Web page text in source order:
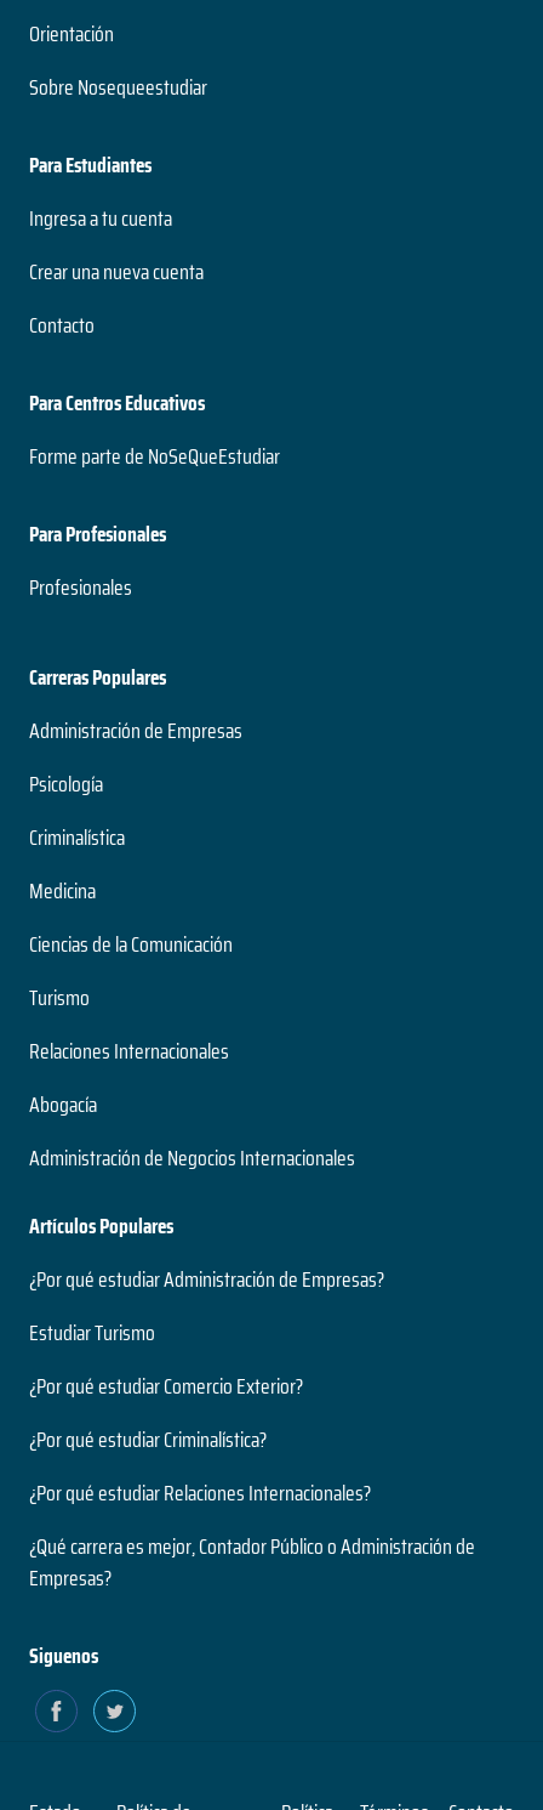
Orientación
Sobre Nosequeestudiar
Para Estudiantes
Ingresa a tu cuenta
Crear una nueva cuenta
Contacto
Para Centros Educativos
Forme parte de NoSeQueEstudiar
Para Profesionales
Profesionales
Carreras Populares
Administración de Empresas
Psicología
Criminalística
Medicina
Ciencias de la Comunicación
Turismo
Relaciones Internacionales
Abogacía
Administración de Negocios Internacionales
Artículos Populares
¿Por qué estudiar Administración de Empresas?
Estudiar Turismo
¿Por qué estudiar Comercio Exterior?
¿Por qué estudiar Criminalística?
¿Por qué estudiar Relaciones Internacionales?
¿Qué carrera es mejor, Contador Público o Administración de
Empresas?
Siguenos